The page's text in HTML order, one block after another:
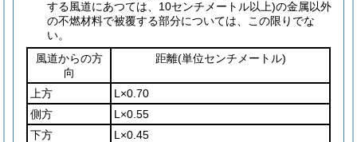
する風道にあつては、10センチメートル以上)の金属以外
の不燃材料で被覆する部分については、この限りでな
い。
風道からの方
向
距離(単位センチメートル)
上方
L×0.70
側方
L×0.55
下方
L×0.45